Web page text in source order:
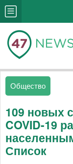
Общество
109 новых
COVID-19
Список